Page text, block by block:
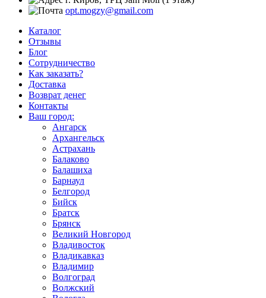
opt.mogzy@gmail.com
Каталог
Отзывы
Блог
Сотрудничество
Как заказать?
Доставка
Возврат денег
Контакты
Ваш город:
Ангарск
Архангельск
Астрахань
Балаково
Балашиха
Барнаул
Белгород
Бийск
Братск
Брянск
Великий Новгород
Владивосток
Владикавказ
Владимир
Волгоград
Волжский